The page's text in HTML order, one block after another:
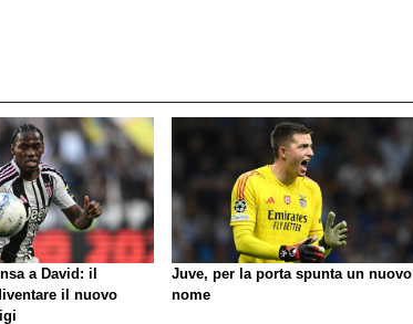
a David: il
il nuovo
Juve, per la porta spunta un nuovo
nome